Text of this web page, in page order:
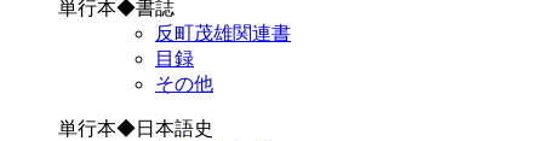
単行本◆書誌
反町茂雄関連書
目録
その他
単行本◆日本語史